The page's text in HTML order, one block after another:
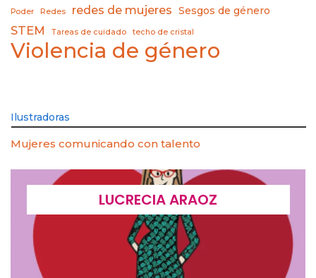
Poder Redes redes de mujeres Sesgos de género
STEM Tareas de cuidado techo de cristal
Violencia de género
Ilustradoras
Mujeres comunicando con talento
LUCRECIA ARAOZ